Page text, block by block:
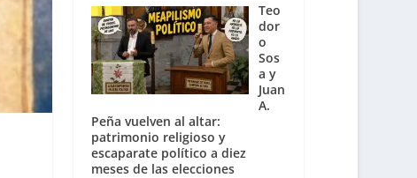
Teo
dor
o
Sos
a y
Juan
A.
Peña vuelven al altar:
patrimonio religioso y
escaparate político a diez
meses de las elecciones